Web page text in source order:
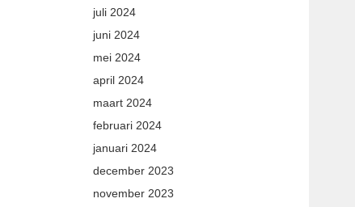
juli 2024
juni 2024
mei 2024
april 2024
maart 2024
februari 2024
januari 2024
december 2023
november 2023